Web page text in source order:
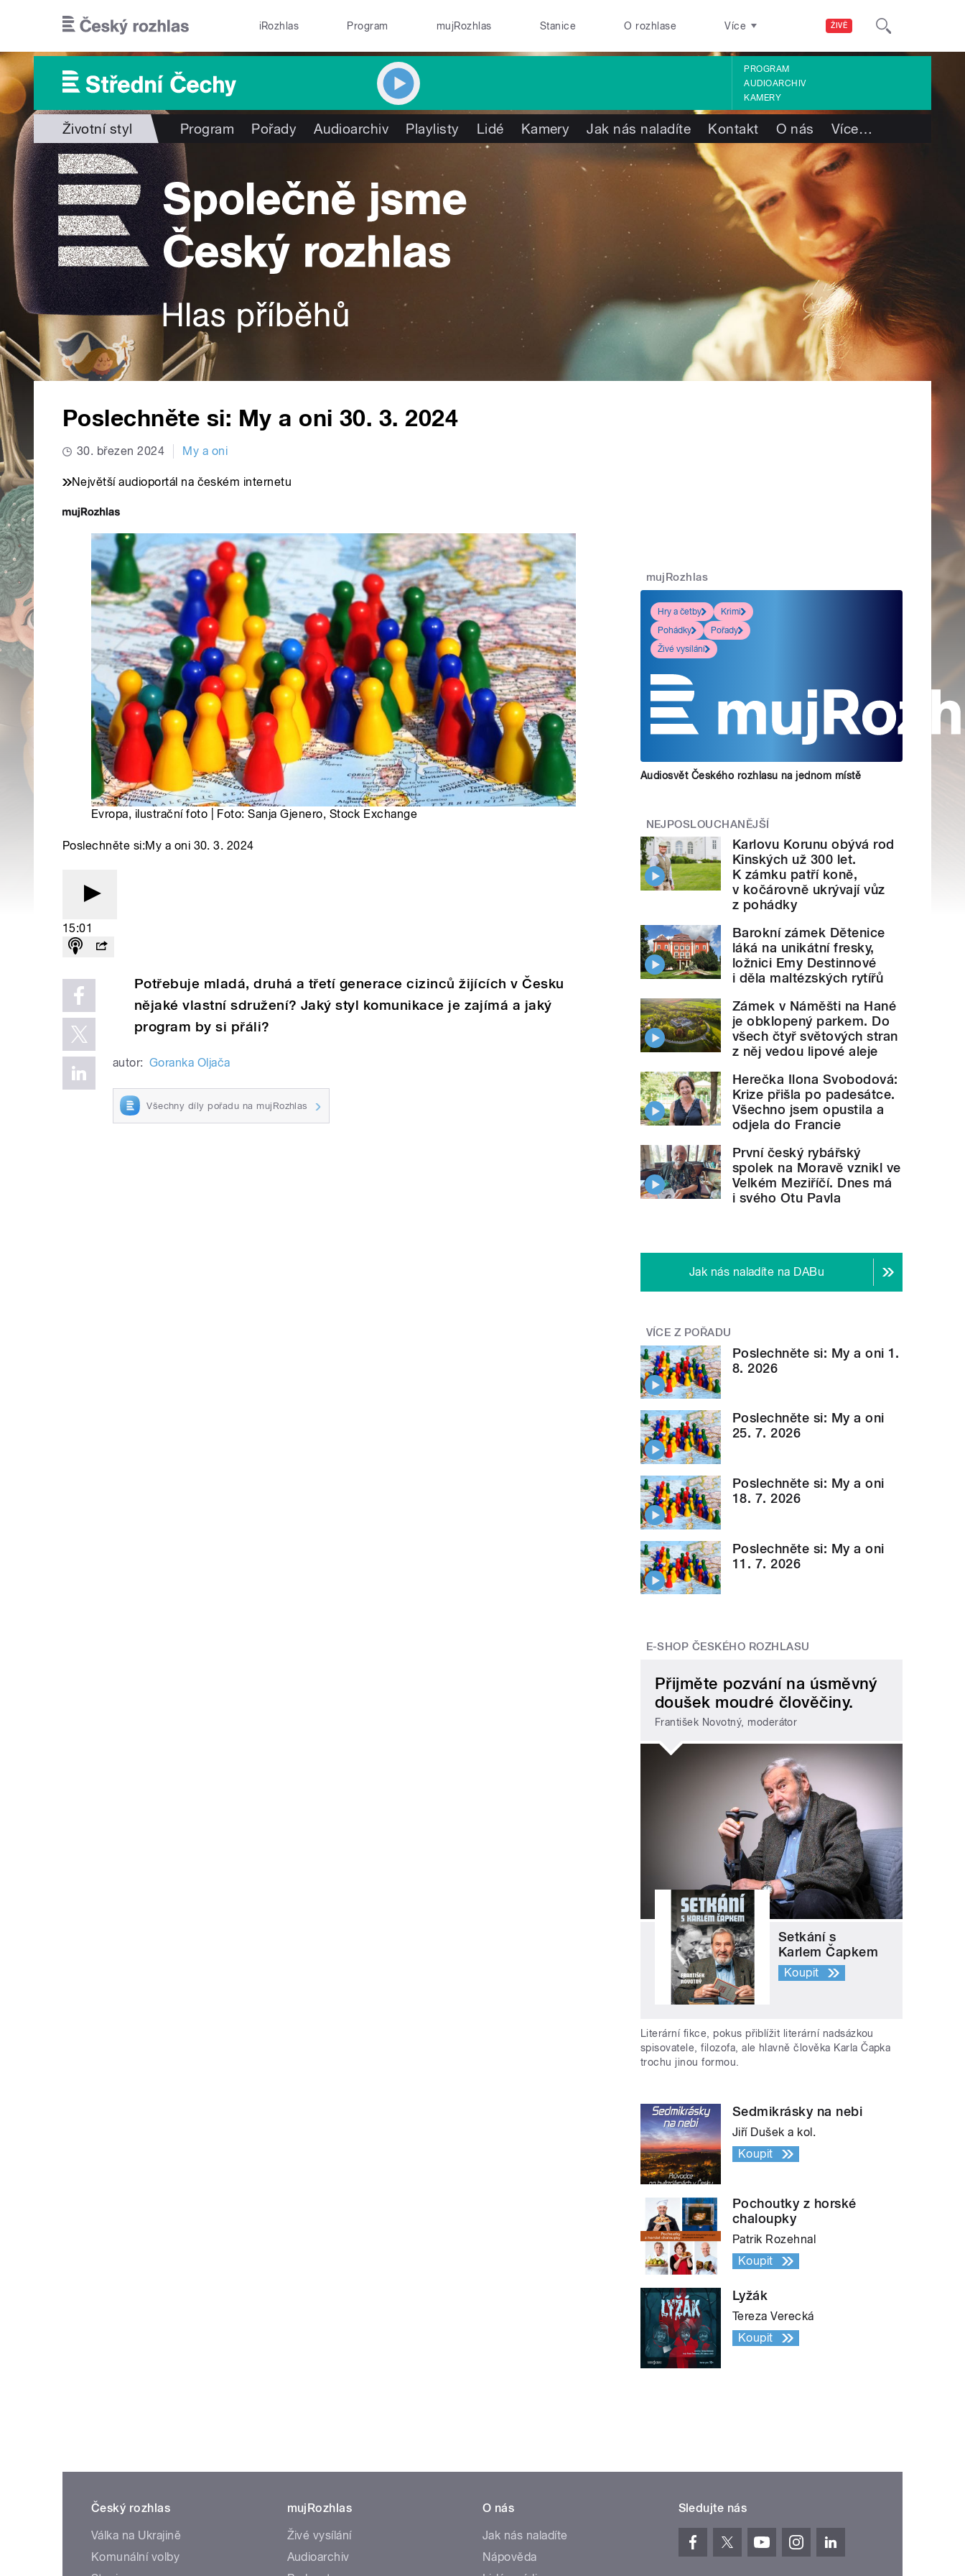
ŽIVĚ
iRozhlas Program mujRozhlas Stanice O rozhlase Více
PROGRAM
AUDIOARCHIV
KAMERY
Životní styl Program Pořady Audioarchiv Playlisty Lidé Kamery Jak nás naladíte Kontakt O nás Více…
Poslechněte si: My a oni 30. 3. 2024
30. březen 2024 My a oni
Největší audioportál na českém internetu
Evropa, ilustrační foto | Foto: Sanja Gjenero, Stock Exchange
Poslechněte si:My a oni 30. 3. 2024
15:01
Potřebuje mladá, druhá a třetí generace cizinců žijících v Česku
nějaké vlastní sdružení? Jaký styl komunikace je zajímá a jaký
program by si přáli?
autor: Goranka Oljača
Všechny díly pořadu na mujRozhlas
mujRozhlas
Hry a četby
Krimi
Pohádky
Pořady
Živé vysílání
Audiosvět Českého rozhlasu na jednom místě
NEJPOSLOUCHANĚJŠÍ
Karlovu Korunu obývá rod
Kinských už 300 let.
K zámku patří koně,
v kočárovně ukrývají vůz
z pohádky
Barokní zámek Dětenice
láká na unikátní fresky,
ložnici Emy Destinnové
i děla maltézských rytířů
Zámek v Náměšti na Hané
je obklopený parkem. Do
všech čtyř světových stran
z něj vedou lipové aleje
Herečka Ilona Svobodová:
Krize přišla po padesátce.
Všechno jsem opustila a
odjela do Francie
První český rybářský
spolek na Moravě vznikl ve
Velkém Meziříčí. Dnes má
i svého Otu Pavla
Jak nás naladíte na DABu
VÍCE Z POŘADU
Poslechněte si: My a oni 1.
8. 2026
Poslechněte si: My a oni
25. 7. 2026
Poslechněte si: My a oni
18. 7. 2026
Poslechněte si: My a oni
11. 7. 2026
E-SHOP ČESKÉHO ROZHLASU
Přijměte pozvání na úsměvný
doušek moudré člověčiny.
František Novotný, moderátor
Setkání s
Karlem Čapkem
Koupit
Literární fikce, pokus přiblížit literární nadsázkou
spisovatele, filozofa, ale hlavně člověka Karla Čapka
trochu jinou formou.
Sedmikrásky na nebi
Jiří Dušek a kol.
Koupit
Pochoutky z horské
chaloupky
Patrik Rozehnal
Koupit
Lyžák
Tereza Verecká
Koupit
Český rozhlas
Válka na Ukrajině
Komunální volby
mujRozhlas
Živé vysílání
Audioarchiv
O nás
Jak nás naladíte
Nápověda
Sledujte nás